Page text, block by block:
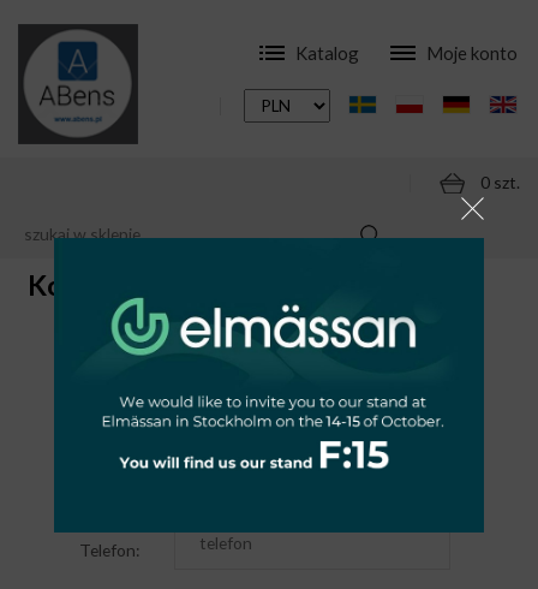
Katalog Moje konto
0 szt.
Kontakt
Kontakt
nazwisko
(firma):
Twój adres
Telefon: